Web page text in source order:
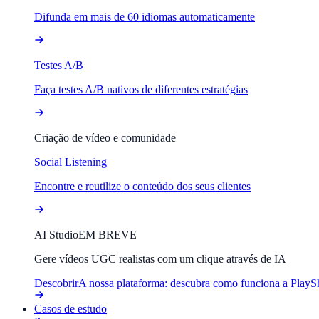
Difunda em mais de 60 idiomas automaticamente
Testes A/B
Faça testes A/B nativos de diferentes estratégias
Criação de vídeo e comunidade
Social Listening
Encontre e reutilize o conteúdo dos seus clientes
AI StudioEM BREVE
Gere vídeos UGC realistas com um clique através de IA
DescobrirA nossa plataforma: descubra como funciona a
Casos de estudo